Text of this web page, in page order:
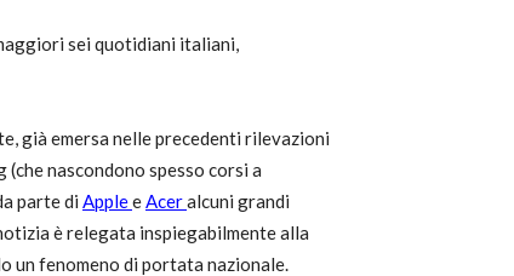
sei quotidiani italiani,
già emersa nelle precedenti rilevazioni
nascondono spesso corsi a
parte di AppleeAceralcuni grandi
è relegata inspiegabilmente alla
un fenomeno di portata nazionale.